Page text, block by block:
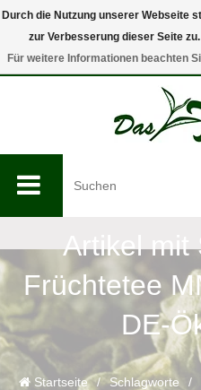
0
Artikel mit
Früchtetee
DE-
Startseite / Schlagworte /
Durch die Nutzung unserer Webseite
zur Verbesserung dieser Seite zu.
Für weitere Informationen beachten